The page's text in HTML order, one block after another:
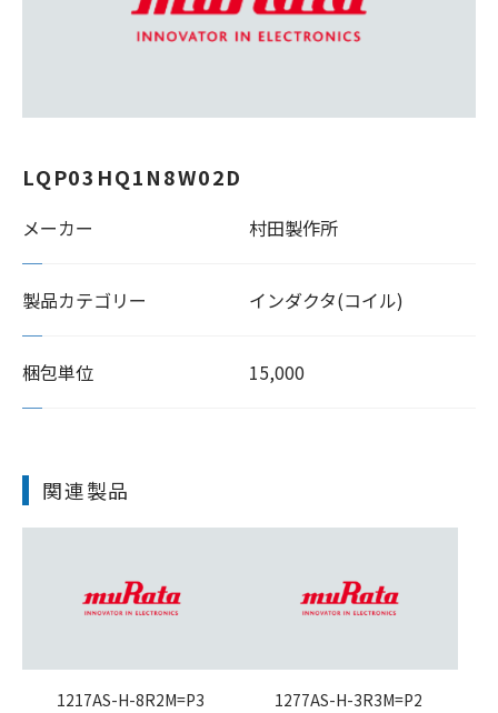
LQP03HQ1N8W02D
メーカー 村田製作所
製品カテゴリー インダクタ(コイル)
梱包単位 15,000
関連製品
1217AS-H-8R2M=P3
1277AS-H-3R3M=P2